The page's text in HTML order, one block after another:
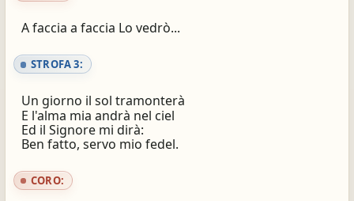
A faccia a faccia Lo vedrò...
STROFA 3:
Un giorno il sol tramonterà
E l'alma mia andrà nel ciel
Ed il Signore mi dirà:
Ben fatto, servo mio fedel.
CORO: